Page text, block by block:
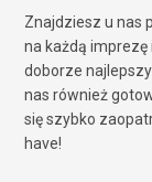
Znajdziesz u nas
na każdą imprezę
doborze
nas również
się szybko
have!